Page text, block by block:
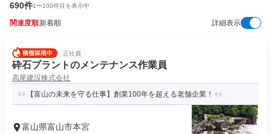
690件1〜100件目を表示中
関連度順新着順 詳細表示
正社員
砕石プラントのメンテナンス作業員
高尾建設株式会社
【富山の未来を守る仕事】創業100年を超える老舗企業！
富山県富山市本宮